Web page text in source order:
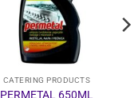
CATERING PRODUCTS
PERMETAL 650ML